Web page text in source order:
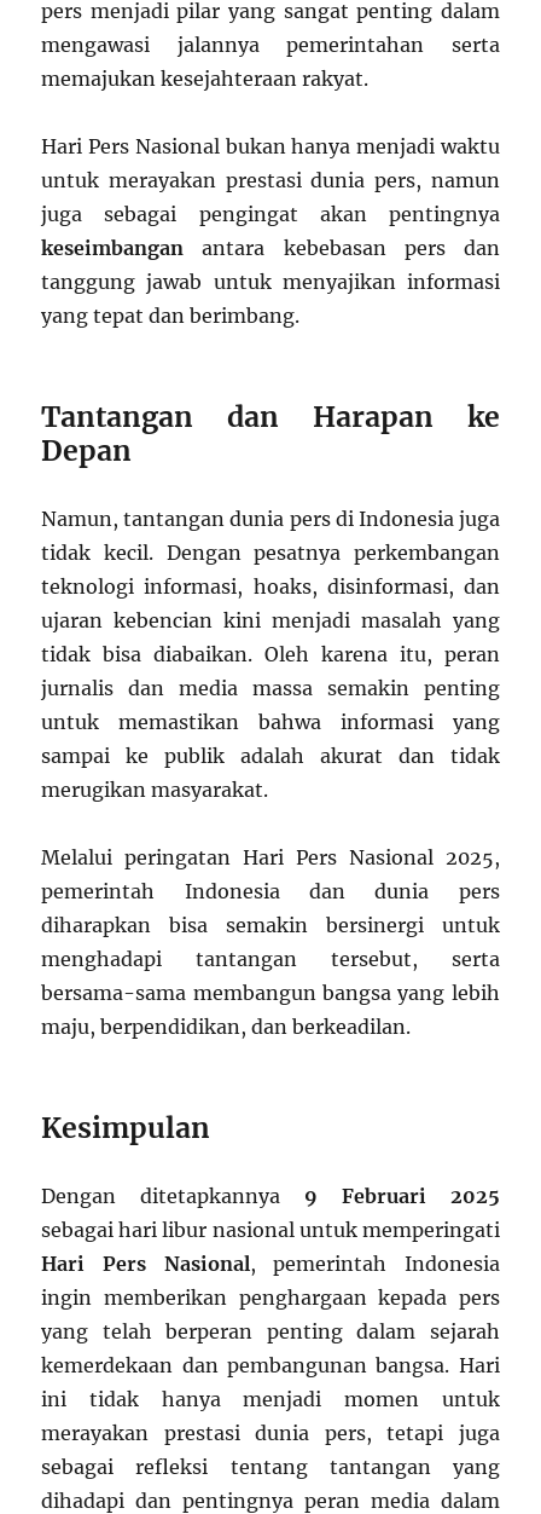
pers menjadi pilar yang sangat penting dalam
mengawasi jalannya pemerintahan serta
memajukan kesejahteraan rakyat.
Hari Pers Nasional bukan hanya menjadi waktu
untuk merayakan prestasi dunia pers, namun
juga sebagai pengingat akan pentingnya
keseimbangan antara kebebasan pers dan
tanggung jawab untuk menyajikan informasi
yang tepat dan berimbang.
Tantangan dan Harapan ke
Depan
Namun, tantangan dunia pers di Indonesia juga
tidak kecil. Dengan pesatnya perkembangan
teknologi informasi, hoaks, disinformasi, dan
ujaran kebencian kini menjadi masalah yang
tidak bisa diabaikan. Oleh karena itu, peran
jurnalis dan media massa semakin penting
untuk memastikan bahwa informasi yang
sampai ke publik adalah akurat dan tidak
merugikan masyarakat.
Melalui peringatan Hari Pers Nasional 2025,
pemerintah Indonesia dan dunia pers
diharapkan bisa semakin bersinergi untuk
menghadapi tantangan tersebut, serta
bersama-sama membangun bangsa yang lebih
maju, berpendidikan, dan berkeadilan.
Kesimpulan
Dengan ditetapkannya 9 Februari 2025
sebagai hari libur nasional untuk memperingati
Hari Pers Nasional, pemerintah Indonesia
ingin memberikan penghargaan kepada pers
yang telah berperan penting dalam sejarah
kemerdekaan dan pembangunan bangsa. Hari
ini tidak hanya menjadi momen untuk
merayakan prestasi dunia pers, tetapi juga
sebagai refleksi tentang tantangan yang
dihadapi dan pentingnya peran media dalam